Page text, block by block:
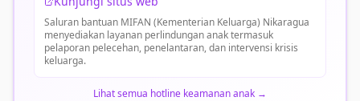
Saluran bantuan MIFAN (Kementerian Keluarga) Nikaragua
menyediakan layanan perlindungan anak termasuk
pelaporan pelecehan, penelantaran, dan intervensi krisis
keluarga.
Lihat semua hotline keamanan anak →